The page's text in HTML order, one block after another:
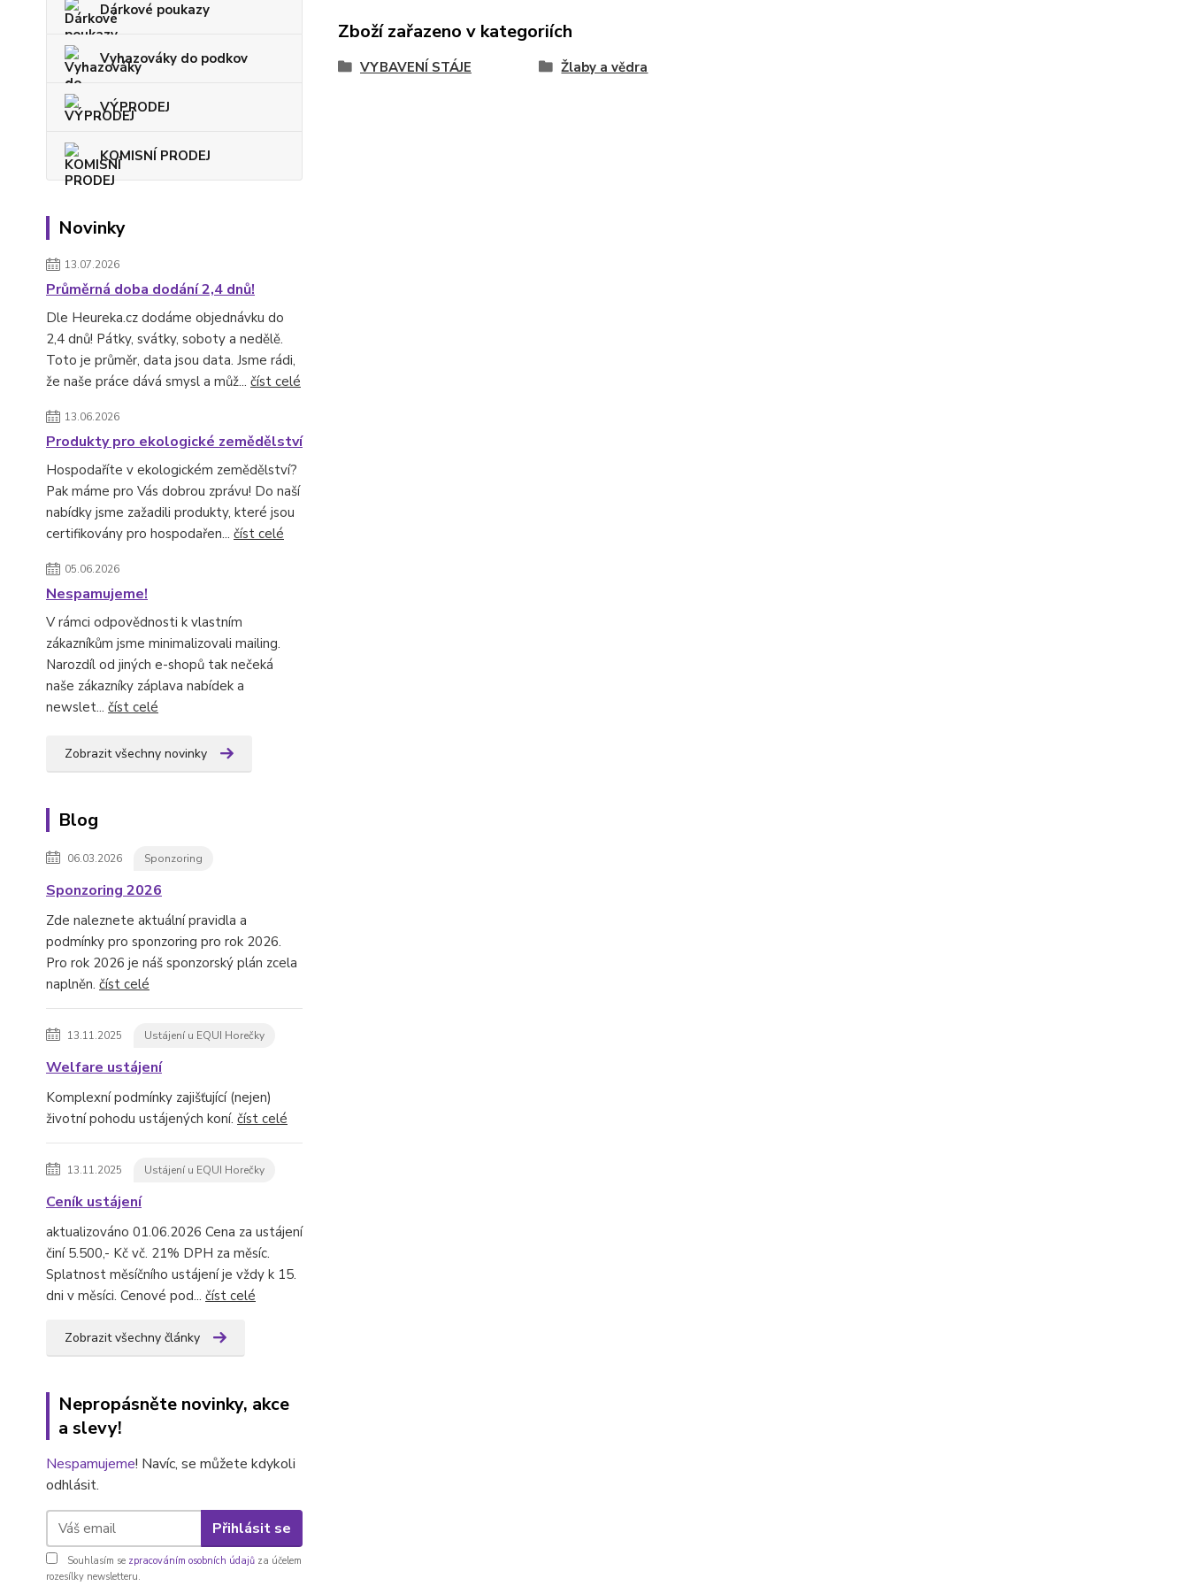
Dárkové poukazy
Vyhazováky do podkov
VÝPRODEJ
KOMISNÍ PRODEJ
Novinky
13.07.2026
Průměrná doba dodání 2,4 dnů!
Dle Heureka.cz dodáme objednávku do
2,4 dnů! Pátky, svátky, soboty a nedělě.
Toto je průměr, data jsou data. Jsme rádi,
že naše práce dává smysl a můž... číst celé
13.06.2026
Produkty pro ekologické zemědělství
Hospodaříte v ekologickém zemědělství?
Pak máme pro Vás dobrou zprávu! Do naší
nabídky jsme zažadili produkty, které jsou
certifikovány pro hospodařen... číst celé
05.06.2026
Nespamujeme!
V rámci odpovědnosti k vlastním
zákazníkům jsme minimalizovali mailing.
Narozdíl od jiných e-shopů tak nečeká
naše zákazníky záplava nabídek a
newslet... číst celé
Zobrazit všechny novinky
Blog
06.03.2026 Sponzoring
Sponzoring 2026
Zde naleznete aktuální pravidla a
podmínky pro sponzoring pro rok 2026.
Pro rok 2026 je náš sponzorský plán zcela
naplněn. číst celé
13.11.2025 Ustájení u EQUI Horečky
Welfare ustájení
Komplexní podmínky zajišťující (nejen)
životní pohodu ustájených koní. číst celé
13.11.2025 Ustájení u EQUI Horečky
Ceník ustájení
aktualizováno 01.06.2026 Cena za ustájení
činí 5.500,- Kč vč. 21% DPH za měsíc.
Splatnost měsíčního ustájení je vždy k 15.
dni v měsíci. Cenové pod... číst celé
Zobrazit všechny články
Nepropásněte novinky, akce
a slevy!
Nespamujeme! Navíc, se můžete kdykoli
odhlásit.
Přihlásit se
Souhlasím se zpracováním osobních údajů za účelem
rozesílky newsletteru.
Zboží zařazeno v kategoriích
VYBAVENÍ STÁJE Žlaby a vědra